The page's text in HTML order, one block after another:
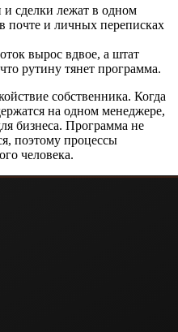
и сделки лежат в одном
почте и личных переписках
вырос вдвое, а штат
рутину тянет программа.
собственника. Когда
на одном менеджере,
бизнеса. Программа не
поэтому процессы
человека.